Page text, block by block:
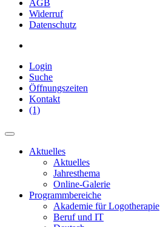
AGB
Widerruf
Datenschutz
Login
Suche
Öffnungszeiten
Kontakt
(1)
Aktuelles
Aktuelles
Jahresthema
Online-Galerie
Programmbereiche
Akademie für Logotherapie
Beruf und IT